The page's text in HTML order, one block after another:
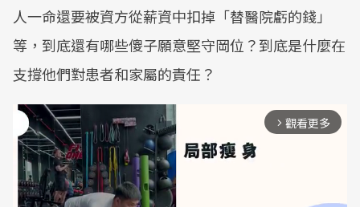
人一命還要被資方從薪資中扣掉「替醫院虧的錢」
等，到底還有哪些傻子願意堅守岡位？到底是什麼在
支撐他們對患者和家屬的責任？
arrow_forward_ios 觀看更多